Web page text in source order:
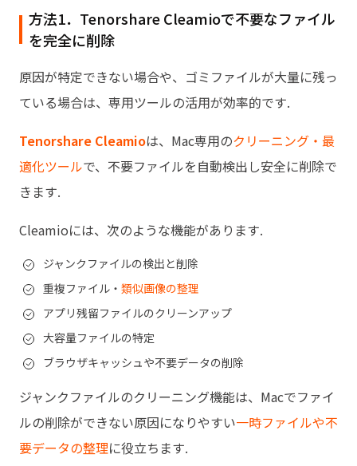
方法1．Tenorshare Cleamioで不要なファイル
を完全に削除
原因が特定できない場合や、ゴミファイルが大量に残っ
ている場合は、専用ツールの活用が効率的です.
Tenorshare Cleamioは、Mac専用のクリーニング・最
適化ツールで、不要ファイルを自動検出し安全に削除で
きます.
Cleamioには、次のような機能があります.
ジャンクファイルの検出と削除
重複ファイル・ 類似画像の整理
アプリ残留ファイルのクリーンアップ
大容量ファイルの特定
ブラウザキャッシュや不要データの削除
ジャンクファイルのクリーニング機能は、Macでファイ
ルの削除ができない原因になりやすい一時ファイルや不
要データの整理に役立ちます.